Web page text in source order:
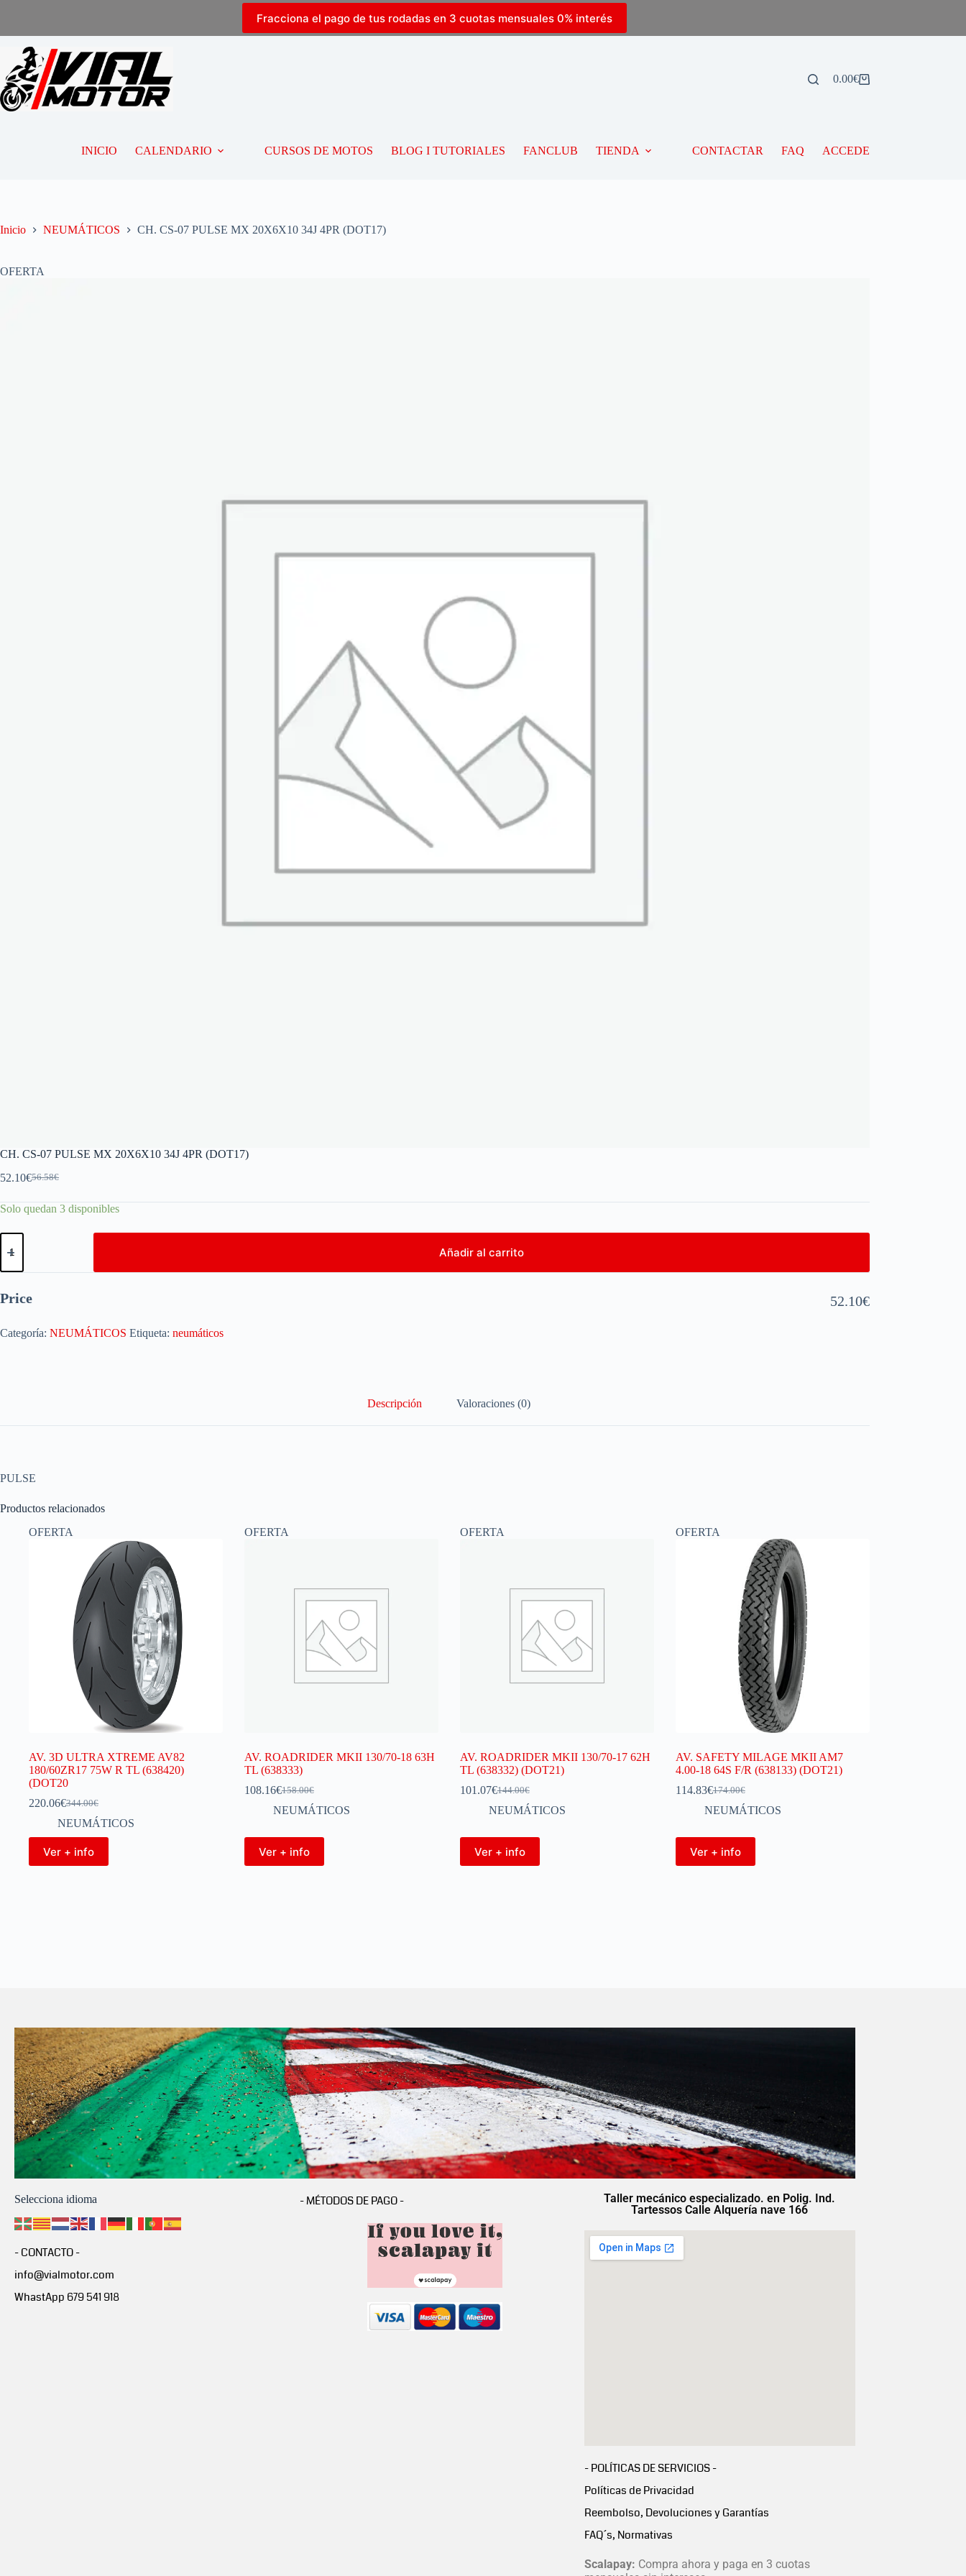
Fracciona el pago de tus rodadas en 3 cuotas mensuales 0% interés
0.00€
INICIO CALENDARIO CURSOS DE MOTOS BLOG I TUTORIALES FANCLUB TIENDA CONTACTAR FAQ ACCEDE
Inicio NEUMÁTICOS CH. CS-07 PULSE MX 20X6X10 34J 4PR (DOT17)
OFERTA
CH. CS-07 PULSE MX 20X6X10 34J 4PR (DOT17)
56.58€
52.10€
Solo quedan 3 disponibles
Añadir al carrito
Price 52.10€
Categoría: NEUMÁTICOS Etiqueta: neumáticos
Descripción Valoraciones (0)
PULSE
Productos relacionados
OFERTA
AV. 3D ULTRA XTREME AV82
180/60ZR17 75W R TL (638420)
(DOT20
344.00€
220.06€
NEUMÁTICOS
Ver + info
OFERTA
AV. ROADRIDER MKII 130/70-18 63H
TL (638333)
158.00€
108.16€
NEUMÁTICOS
Ver + info
OFERTA
AV. ROADRIDER MKII 130/70-17 62H
TL (638332) (DOT21)
144.00€
101.07€
NEUMÁTICOS
Ver + info
OFERTA
AV. SAFETY MILAGE MKII AM7
4.00-18 64S F/R (638133) (DOT21)
174.00€
114.83€
NEUMÁTICOS
Ver + info
Selecciona idioma
- CONTACTO -
info@vialmotor.com
WhastApp 679 541 918
- MÉTODOS DE PAGO -
Taller mecánico especializado. en Polig. Ind.
Tartessos Calle Alquería nave 166
- POLÍTICAS DE SERVICIOS -
Políticas de Privacidad
Reembolso, Devoluciones y Garantías
FAQ´s, Normativas
Scalapay: Compra ahora y paga en 3 cuotas